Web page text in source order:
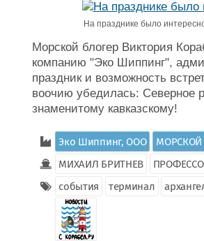
На празднике было
Морской блогер Виктория
компанию "Эко Шиппинг",
праздник и возможность
воочию убедилась: Северное
знаменитому кавказскому!
Эко Шиппинг, ООО МОРСКОЙ
МИХАИЛ БРИТНЕВ
события
терминал